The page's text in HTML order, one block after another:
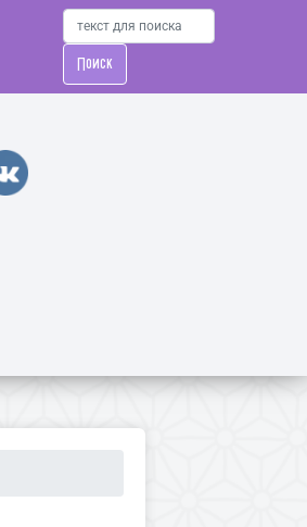
Поиск